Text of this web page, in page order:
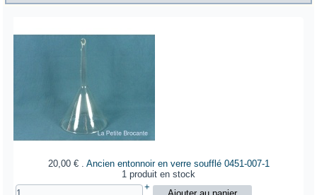
20,00 € . Ancien entonnoir en verre soufflé 0451-007-1
1 produit en stock
+